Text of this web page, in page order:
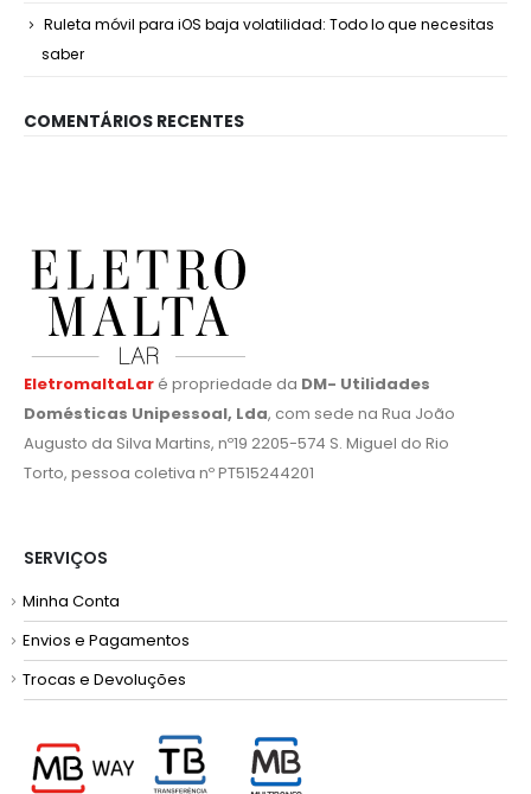
saber
EletromaltaLaré propriedade da
Domésticas Unipessoal, Lda, com sede na Rua João
Augusto da Silva Martins, nº19 2205-574 S. Miguel do Rio
Torto, pessoa coletiva nº PT515244201
Envios e Pagamentos
Trocas e Devoluções